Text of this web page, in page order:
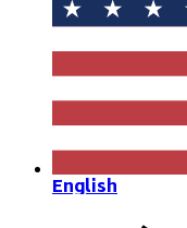
English